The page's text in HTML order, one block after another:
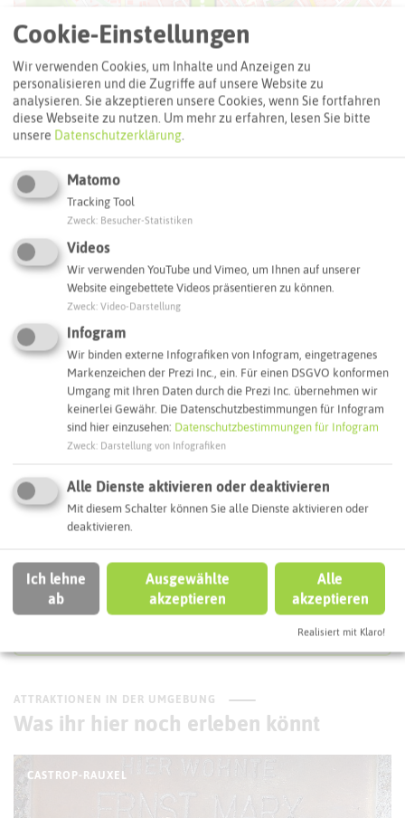
Adresse:
Bladenhorster Straße 26
44575 Castrop-Rauxel
Webseite
Interaktive Karte
Routenplanung zum Ziel:
ÖPNV-Route finden
ATTRAKTIONEN IN DER UMGEBUNG
Was ihr hier noch erleben könnt
CASTROP-RAUXEL
Cookie-Einstellungen
Wir verwenden Cookies, um Inhalte und Anzeigen zu
personalisieren und die Zugriffe auf unsere Website zu
analysieren. Sie akzeptieren unsere Cookies, wenn Sie fortfahren
diese Webseite zu nutzen. Um mehr zu erfahren, lesen Sie bitte
unsere Datenschutzerklärung.
Matomo
Tracking Tool
Zweck Besucher-Statistiken
Videos
Wir verwenden YouTube und Vimeo, um Ihnen auf unserer
Website eingebettete Videos präsentieren zu können.
Zweck Video-Darstellung
Infogram
Wir binden externe Infografiken von Infogram, eingetragenes
Markenzeichen der Prezi Inc., ein. Für einen DSGVO konformen
Umgang mit Ihren Daten durch die Prezi Inc. übernehmen wir
keinerlei Gewähr. Die Datenschutzbestimmungen für Infogram
sind hier einzusehen: Datenschutzbestimmungen für Infogram
Zweck Darstellung von Infografiken
Alle Dienste aktivieren oder deaktivieren
Mit diesem Schalter können Sie alle Dienste aktivieren oder
deaktivieren.
Ich lehne
ab
Ausgewählte
akzeptieren
Alle
akzeptieren
Realisiert mit Klaro!